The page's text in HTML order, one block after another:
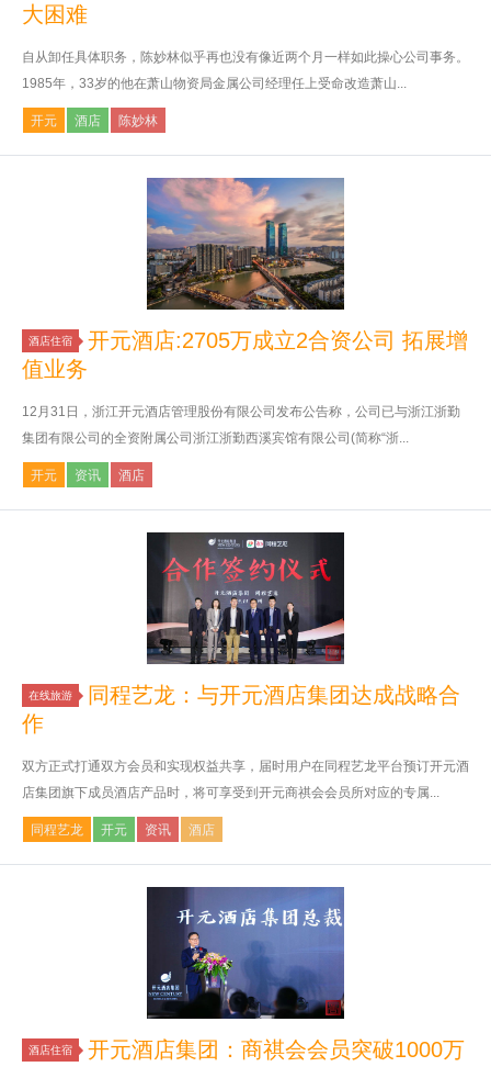
大困难
自从卸任具体职务，陈妙林似乎再也没有像近两个月一样如此操心公司事务。
1985年，33岁的他在萧山物资局金属公司经理任上受命改造萧山...
开元 酒店 陈妙林
酒店住宿
开元酒店:2705万成立2合资公司 拓展增
值业务
12月31日，浙江开元酒店管理股份有限公司发布公告称，公司已与浙江浙勤
集团有限公司的全资附属公司浙江浙勤西溪宾馆有限公司(简称“浙...
开元 资讯 酒店
在线旅游
同程艺龙：与开元酒店集团达成战略合
作
双方正式打通双方会员和实现权益共享，届时用户在同程艺龙平台预订开元酒
店集团旗下成员酒店产品时，将可享受到开元商祺会会员所对应的专属...
同程艺龙 开元 资讯 酒店
酒店住宿 开元酒店集团：商祺会会员突破1000万